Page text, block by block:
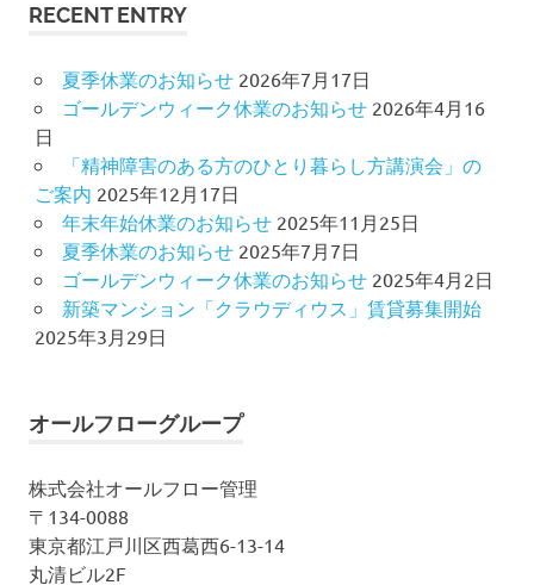
RECENT ENTRY
夏季休業のお知らせ 2026年7月17日
ゴールデンウィーク休業のお知らせ 2026年4月16
日
「精神障害のある方のひとり暮らし方講演会」の
ご案内 2025年12月17日
年末年始休業のお知らせ 2025年11月25日
夏季休業のお知らせ 2025年7月7日
ゴールデンウィーク休業のお知らせ 2025年4月2日
新築マンション「クラウディウス」賃貸募集開始
2025年3月29日
オールフローグループ
株式会社オールフロー管理
〒134-0088
東京都江戸川区西葛西6-13-14
丸清ビル2F